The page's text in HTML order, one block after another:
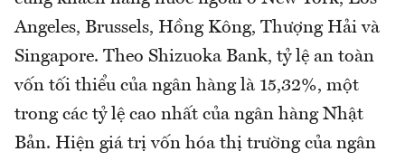
Angeles, Brussels, Hồng Kông, Thượng Hải và
Singapore. Theo Shizuoka Bank, tỷ lệ an toàn
vốn tối thiểu của ngân hàng là 15,32%, một
trong các tỷ lệ cao nhất của ngân hàng Nhật
Bản. Hiện giá trị vốn hóa thị trường của ngân